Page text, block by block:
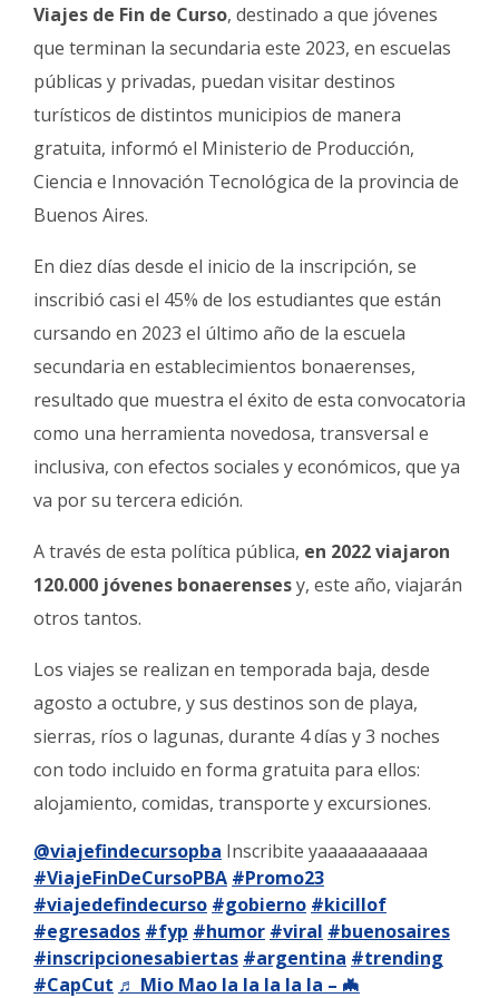
Viajes de Fin de Curso, destinado a que jóvenes
que terminan la secundaria este 2023, en escuelas
públicas y privadas, puedan visitar destinos
turísticos de distintos municipios de manera
gratuita, informó el Ministerio de Producción,
Ciencia e Innovación Tecnológica de la provincia de
Buenos Aires.
En diez días desde el inicio de la inscripción, se
inscribió casi el 45% de los estudiantes que están
cursando en 2023 el último año de la escuela
secundaria en establecimientos bonaerenses,
resultado que muestra el éxito de esta convocatoria
como una herramienta novedosa, transversal e
inclusiva, con efectos sociales y económicos, que ya
va por su tercera edición.
A través de esta política pública, en 2022 viajaron
120.000 jóvenes bonaerensesy, este año, viajarán
otros tantos.
Los viajes se realizan en temporada baja, desde
agosto a octubre, y sus destinos son de playa,
sierras, ríos o lagunas, durante 4 días y 3 noches
con todo incluido en forma gratuita para ellos:
alojamiento, comidas, transporte y excursiones.
@viajefindecursopba Inscribite yaaaaaaaaaaa
#ViajeFinDeCursoPBA #Promo23
#viajedefindecurso #gobierno #kicillof
#egresados #fyp #humor #viral #buenosaires
#inscripcionesabiertas #argentina #trending
#CapCut ♬ Mio Mao la la la la la – 🦇